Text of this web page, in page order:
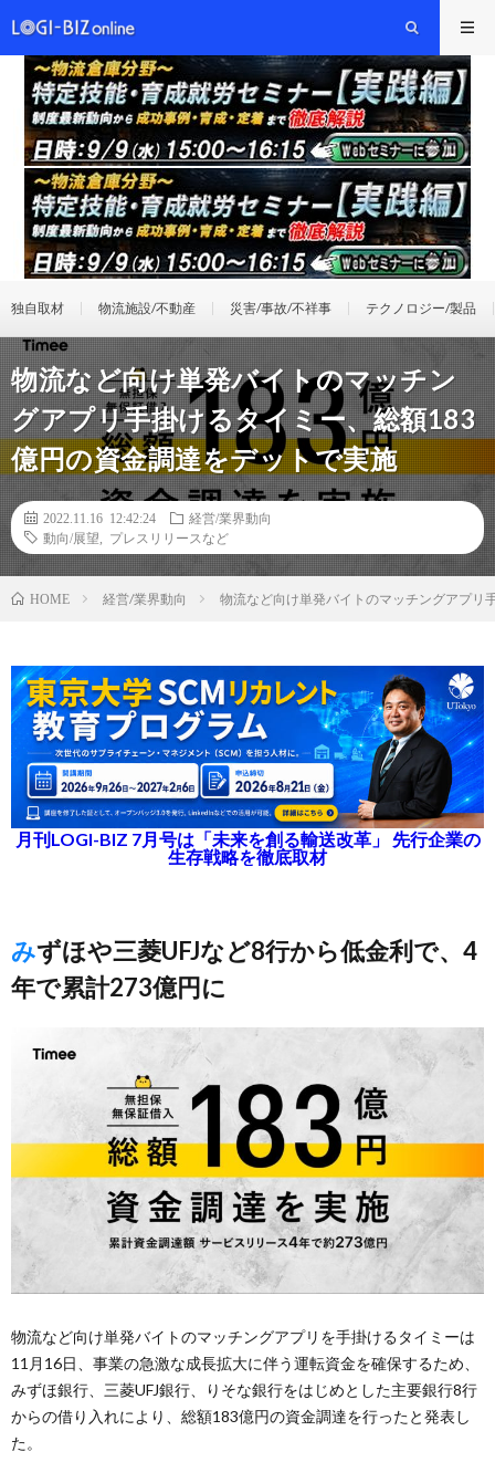
独自取材 物流施設/不動産 災害/事故/不祥事 テクノロジー/製品
物流など向け単発バイトのマッチン
グアプリ手掛けるタイミー、総額183
億円の資金調達をデットで実施
2022.11.16 12:42:24
経営/業界動向
動向/展望
プレスリリースなど
HOME 経営/業界動向 物流など向け単発バイトのマッチングアプリ
月刊LOGI-BIZ 7月号は「未来を創る輸送改革」 先行企業の
生存戦略を徹底取材
みずほや三菱UFJなど8行から低金利で、4
年で累計273億円に
物流など向け単発バイトのマッチングアプリを手掛けるタイミーは
11月16日、事業の急激な成長拡大に伴う運転資金を確保するため、
みずほ銀行、三菱UFJ銀行、りそな銀行をはじめとした主要銀行8行
からの借り入れにより、総額183億円の資金調達を行ったと発表し
た。